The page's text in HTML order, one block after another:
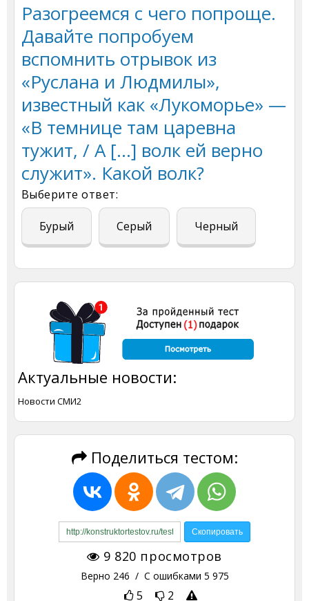
Разогреемся с чего попроще.
Давайте попробуем
вспомнить отрывок из
«Руслана и Людмилы»,
известный как «Лукоморье» —
«В темнице там царевна
тужит, / А […] волк ей верно
служит». Какой волк?
Выберите ответ:
Бурый Серый Черный
Актуальные новости:
Новости СМИ2
Поделиться тестом:
9 820 просмотров
Верно 246 / С ошибками 5 975
5 2